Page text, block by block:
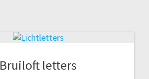
Bruiloft letters